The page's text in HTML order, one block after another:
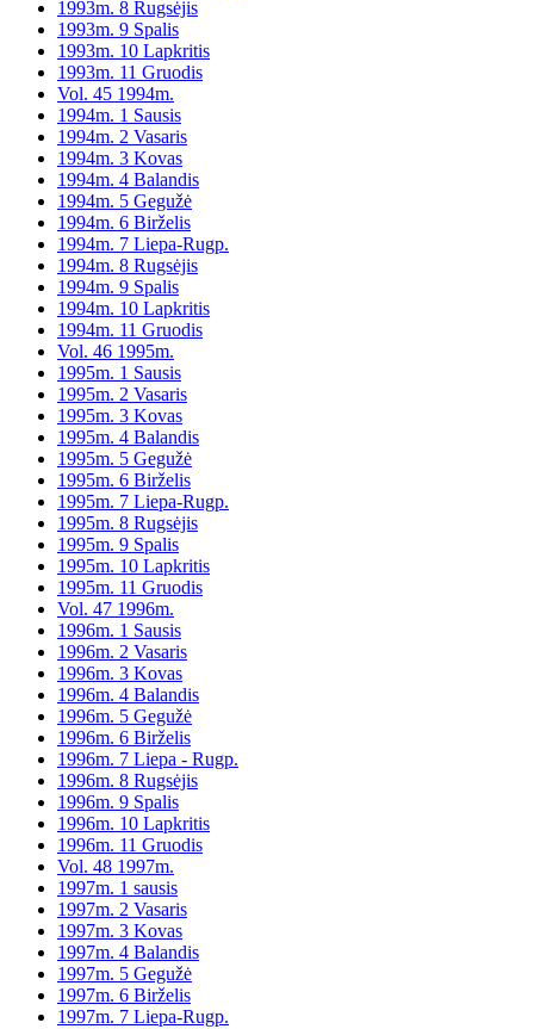
1993m. 8 Rugsėjis
1993m. 9 Spalis
1993m. 10 Lapkritis
1993m. 11 Gruodis
Vol. 45 1994m.
1994m. 1 Sausis
1994m. 2 Vasaris
1994m. 3 Kovas
1994m. 4 Balandis
1994m. 5 Gegužė
1994m. 6 Birželis
1994m. 7 Liepa-Rugp.
1994m. 8 Rugsėjis
1994m. 9 Spalis
1994m. 10 Lapkritis
1994m. 11 Gruodis
Vol. 46 1995m.
1995m. 1 Sausis
1995m. 2 Vasaris
1995m. 3 Kovas
1995m. 4 Balandis
1995m. 5 Gegužė
1995m. 6 Birželis
1995m. 7 Liepa-Rugp.
1995m. 8 Rugsėjis
1995m. 9 Spalis
1995m. 10 Lapkritis
1995m. 11 Gruodis
Vol. 47 1996m.
1996m. 1 Sausis
1996m. 2 Vasaris
1996m. 3 Kovas
1996m. 4 Balandis
1996m. 5 Gegužė
1996m. 6 Birželis
1996m. 7 Liepa - Rugp.
1996m. 8 Rugsėjis
1996m. 9 Spalis
1996m. 10 Lapkritis
1996m. 11 Gruodis
Vol. 48 1997m.
1997m. 1 sausis
1997m. 2 Vasaris
1997m. 3 Kovas
1997m. 4 Balandis
1997m. 5 Gegužė
1997m. 6 Birželis
1997m. 7 Liepa-Rugp.